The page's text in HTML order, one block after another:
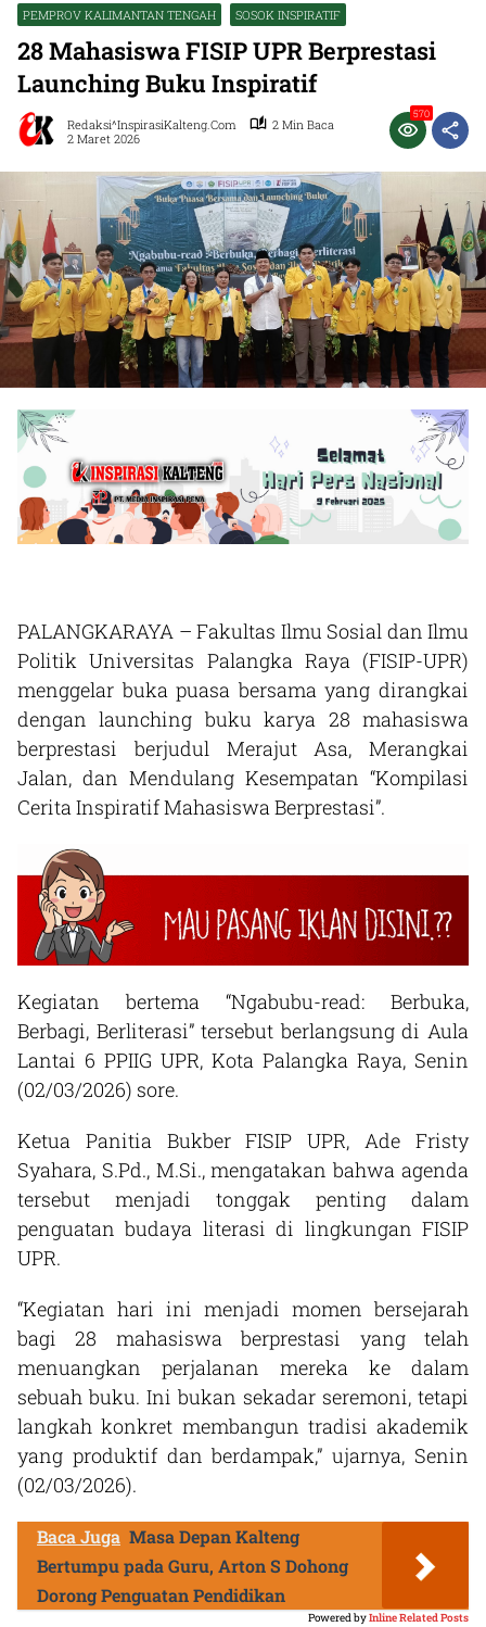
PEMPROV KALIMANTAN TENGAH
SOSOK INSPIRATIF
28 Mahasiswa FISIP UPR Berprestasi
Launching Buku Inspiratif
Redaksi^InspirasiKalteng.com
2 Min Baca
2 Maret 2026
570
PALANGKARAYA – Fakultas Ilmu Sosial dan Ilmu
Politik Universitas Palangka Raya (FISIP-UPR)
menggelar buka puasa bersama yang dirangkai
dengan launching buku karya 28 mahasiswa
berprestasi berjudul Merajut Asa, Merangkai
Jalan, dan Mendulang Kesempatan “Kompilasi
Cerita Inspiratif Mahasiswa Berprestasi”.
Kegiatan bertema “Ngabubu-read: Berbuka,
Berbagi, Berliterasi” tersebut berlangsung di Aula
Lantai 6 PPIIG UPR, Kota Palangka Raya, Senin
(02/03/2026) sore.
Ketua Panitia Bukber FISIP UPR, Ade Fristy
Syahara, S.Pd., M.Si., mengatakan bahwa agenda
tersebut menjadi tonggak penting dalam
penguatan budaya literasi di lingkungan FISIP
UPR.
“Kegiatan hari ini menjadi momen bersejarah
bagi 28 mahasiswa berprestasi yang telah
menuangkan perjalanan mereka ke dalam
sebuah buku. Ini bukan sekadar seremoni, tetapi
langkah konkret membangun tradisi akademik
yang produktif dan berdampak,” ujarnya, Senin
(02/03/2026).
Baca Juga Masa Depan Kalteng
Bertumpu pada Guru, Arton S Dohong
Dorong Penguatan Pendidikan
Powered byInline Related Posts